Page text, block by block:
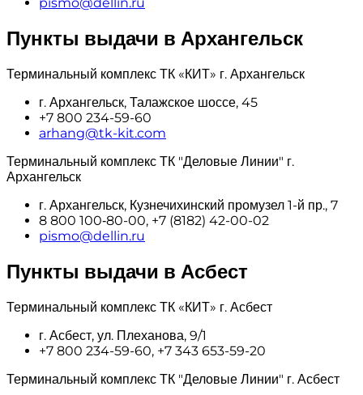
Пункты выдачи в Архангельск
Терминальный комплекс ТК «КИТ» г. Архангельск
г. Архангельск, Талажское шоссе, 45
+7 800 234-59-60
arhang@tk-kit.com
Терминальный комплекс ТК "Деловые Линии" г.
Архангельск
г. Архангельск, Кузнечихинский промузел 1-й пр., 7
8 800 100‑80-00, +7 (8182) 42-00-02
pismo@dellin.ru
Пункты выдачи в Асбест
Терминальный комплекс ТК «КИТ» г. Асбест
г. Асбест, ул. Плеханова, 9/1
+7 800 234-59-60, +7 343 653-59-20
Терминальный комплекс ТК "Деловые Линии" г. Асбест